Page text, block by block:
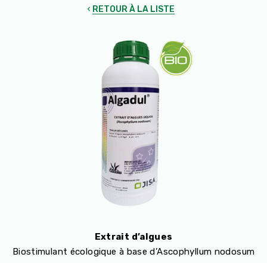
RETOUR À LA LISTE
Extrait d’algues
Biostimulant écologique à base d’Ascophyllum nodosum